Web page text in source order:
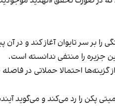
جزیره را منتفی ندانسته است.
حاکمیتی پکن را رد می‌کند و می‌گوید